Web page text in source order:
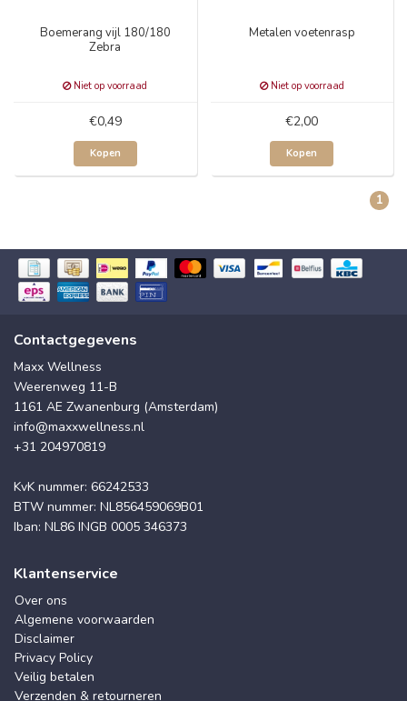
Boemerang vijl 180/180
Zebra
Niet op voorraad
€0,49
Kopen
Metalen voetenrasp
Niet op voorraad
€2,00
Kopen
1
Contactgegevens
Maxx Wellness
Weerenweg 11-B
1161 AE Zwanenburg (Amsterdam)
info@maxxwellness.nl
+31 204970819
KvK nummer: 66242533
BTW nummer: NL856459069B01
Iban: NL86 INGB 0005 346373
Klantenservice
Over ons
Algemene voorwaarden
Disclaimer
Privacy Policy
Veilig betalen
Verzenden & retourneren